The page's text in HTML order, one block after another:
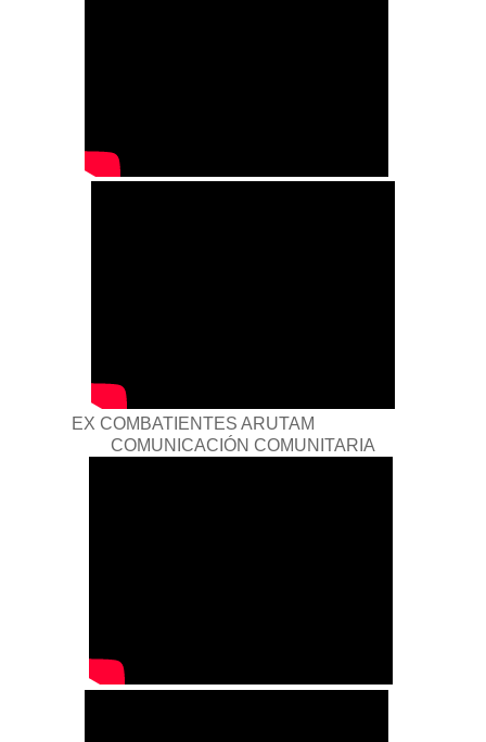
EX COMBATIENTES ARUTAM
COMUNICACIÓN COMUNITARIA